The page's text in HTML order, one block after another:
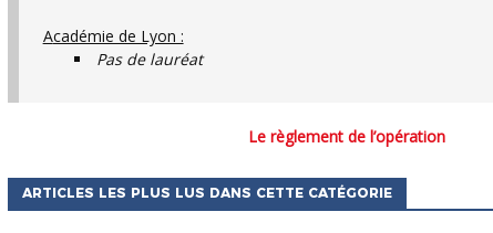
Académie de Lyon :
Pas de lauréat
Le règlement de l’opération
ARTICLES LES PLUS LUS DANS CETTE CATÉGORIE